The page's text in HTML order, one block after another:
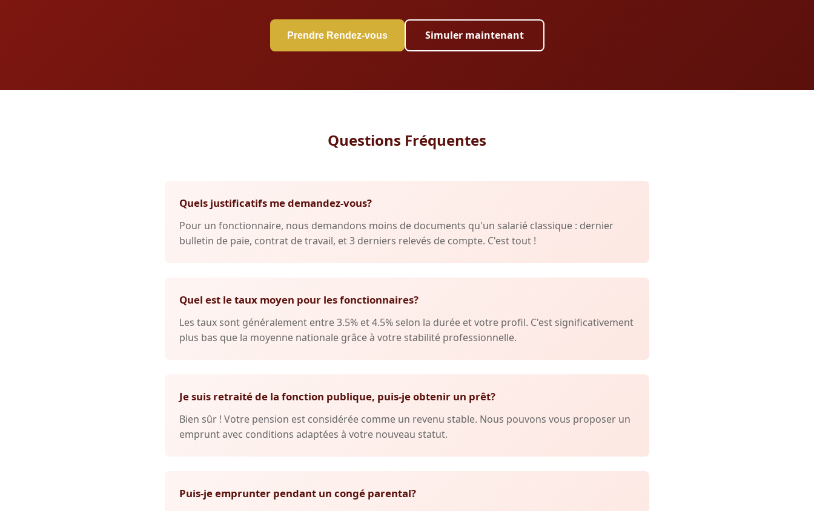
Prendre Rendez-vous Simuler maintenant
Questions Fréquentes
Quels justificatifs me demandez-vous?
Pour un fonctionnaire, nous demandons moins de documents qu'un salarié classique : dernier
bulletin de paie, contrat de travail, et 3 derniers relevés de compte. C'est tout !
Quel est le taux moyen pour les fonctionnaires?
Les taux sont généralement entre 3.5% et 4.5% selon la durée et votre profil. C'est significativement
plus bas que la moyenne nationale grâce à votre stabilité professionnelle.
Je suis retraité de la fonction publique, puis-je obtenir un prêt?
Bien sûr ! Votre pension est considérée comme un revenu stable. Nous pouvons vous proposer un
emprunt avec conditions adaptées à votre nouveau statut.
Puis-je emprunter pendant un congé parental?